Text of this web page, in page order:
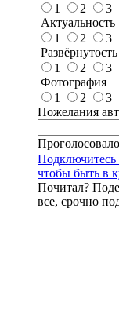
1
2 3
Актуальность
1
2 3
Развёрнутость
1
2 3
Фотография
1
2 3
Пожелания
чтобы быть в
Почитал?
все, срочно